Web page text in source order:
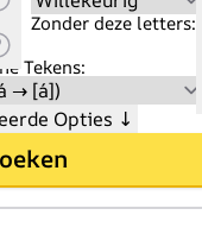
Zonder deze letters:
Tekens:
Opties ↓